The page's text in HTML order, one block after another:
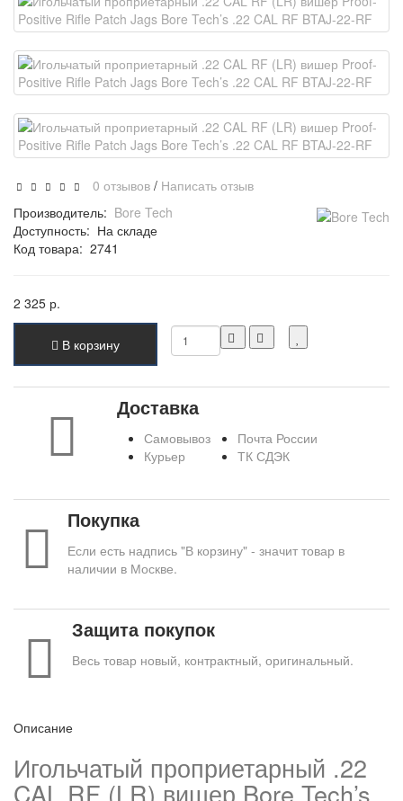
0 отзывов / Написать отзыв
Производитель: Bore Tech
Доступность: На складе
Код товара: 2741
2 325 р.
В корзину
Доставка
Самовывоз
Курьер
Почта России
ТК СДЭК
Покупка
Если есть надпись "В корзину" - значит товар в
наличии в Москве.
Защита покупок
Весь товар новый, контрактный, оригинальный.
Описание
Игольчатый проприетарный .22
CAL RF (LR) вишер Bore Tech’s